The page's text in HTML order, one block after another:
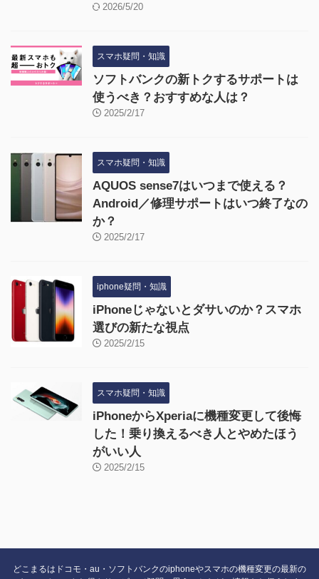
2026/5/20
スマホ疑問・知識
ソフトバンクの新トクするサポートは
使うべき？おすすめな人は？
2025/2/17
スマホ疑問・知識
AQUOS sense7はいつまで使える？
Android／修理サポートはいつ終了なの
か？
2025/2/17
iphone疑問・知識
iPhoneじゃないとダサいのか？スマホ
選びの新たな視点
2025/2/15
スマホ疑問・知識
iPhoneからXperiaに機種変更して後悔
した！乗り換えるべき人とやめたほう
がいい人
2025/2/15
どこまるはドコモ・au・ソフトバンクのiphoneやスマホの機種変更の最新の